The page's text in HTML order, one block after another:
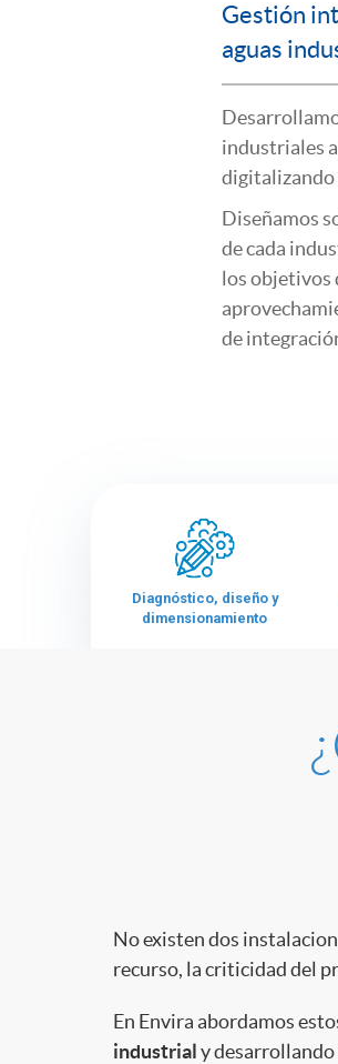
Gestión
aguas
industriales
digitalizando
Diseñamos
de cada
los objetivos
de
Diagnóstico, diseño y
dimensionamiento
No existen dos
recurso, la criticidad del
En Envira abordamos
industrialy desarrollando